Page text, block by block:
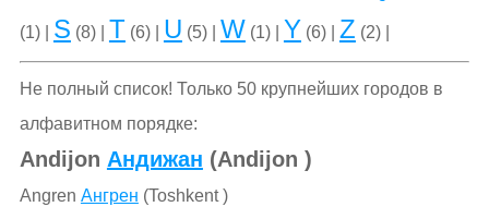
(1) | S (8) | T (6) | U (5) | W (1) | Y (6) | Z (2) |
Не полный список! Только 50 крупнейших городов в
алфавитном порядке:
Andijon Андижан (Andijon )
Angren Ангрен (Toshkent )